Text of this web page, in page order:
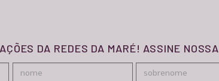
DA REDES DA MARÉ! ASSINE